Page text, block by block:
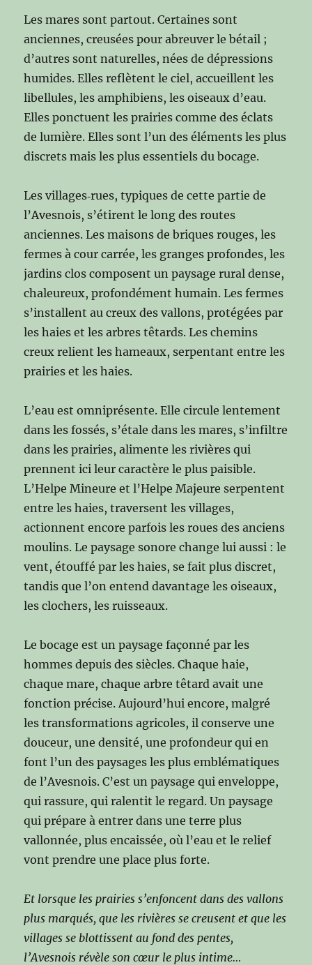
Les mares sont partout. Certaines sont
anciennes, creusées pour abreuver le bétail ;
d’autres sont naturelles, nées de dépressions
humides. Elles reflètent le ciel, accueillent les
libellules, les amphibiens, les oiseaux d’eau.
Elles ponctuent les prairies comme des éclats
de lumière. Elles sont l’un des éléments les plus
discrets mais les plus essentiels du bocage.
Les villages‑rues, typiques de cette partie de
l’Avesnois, s’étirent le long des routes
anciennes. Les maisons de briques rouges, les
fermes à cour carrée, les granges profondes, les
jardins clos composent un paysage rural dense,
chaleureux, profondément humain. Les fermes
s’installent au creux des vallons, protégées par
les haies et les arbres têtards. Les chemins
creux relient les hameaux, serpentant entre les
prairies et les haies.
L’eau est omniprésente. Elle circule lentement
dans les fossés, s’étale dans les mares, s’infiltre
dans les prairies, alimente les rivières qui
prennent ici leur caractère le plus paisible.
L’Helpe Mineure et l’Helpe Majeure serpentent
entre les haies, traversent les villages,
actionnent encore parfois les roues des anciens
moulins. Le paysage sonore change lui aussi : le
vent, étouffé par les haies, se fait plus discret,
tandis que l’on entend davantage les oiseaux,
les clochers, les ruisseaux.
Le bocage est un paysage façonné par les
hommes depuis des siècles. Chaque haie,
chaque mare, chaque arbre têtard avait une
fonction précise. Aujourd’hui encore, malgré
les transformations agricoles, il conserve une
douceur, une densité, une profondeur qui en
font l’un des paysages les plus emblématiques
de l’Avesnois. C’est un paysage qui enveloppe,
qui rassure, qui ralentit le regard. Un paysage
qui prépare à entrer dans une terre plus
vallonnée, plus encaissée, où l’eau et le relief
vont prendre une place plus forte.
Et lorsque les prairies s’enfoncent dans des vallons
plus marqués, que les rivières se creusent et que les
villages se blottissent au fond des pentes,
l’Avesnois révèle son cœur le plus intime…